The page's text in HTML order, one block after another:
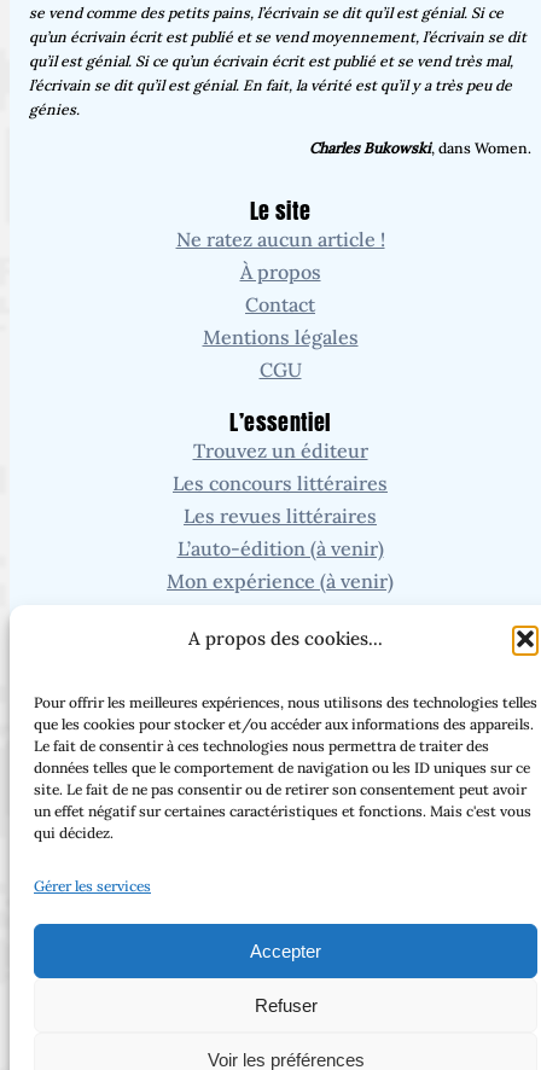
A propos des cookies...
Pour offrir les meilleures expériences, nous utilisons des technologies telles
que les cookies pour stocker et/ou accéder aux informations des appareils.
Le fait de consentir à ces technologies nous permettra de traiter des
données telles que le comportement de navigation ou les ID uniques sur ce
site. Le fait de ne pas consentir ou de retirer son consentement peut avoir
un effet négatif sur certaines caractéristiques et fonctions. Mais c'est vous
qui décidez.
Gérer les services
Accepter
Refuser
Voir les préférences
Achetez mon roman édité par La Musardine
À garder en tête
Les écrivains posent un problème. Si ce qu’un écrivain écrit est publié et
se vend comme des petits pains, l’écrivain se dit qu’il est génial. Si ce
qu’un écrivain écrit est publié et se vend moyennement, l’écrivain se dit
qu’il est génial. Si ce qu’un écrivain écrit est publié et se vend très mal,
l’écrivain se dit qu’il est génial. En fait, la vérité est qu’il y a très peu de
Le site
Ne ratez aucun article !
À propos
Contact
Mentions légales
CGU
L’essentiel
Les concours littéraires
Les revues littéraires
L’auto-édition (à venir)
Mon expérience (à venir)